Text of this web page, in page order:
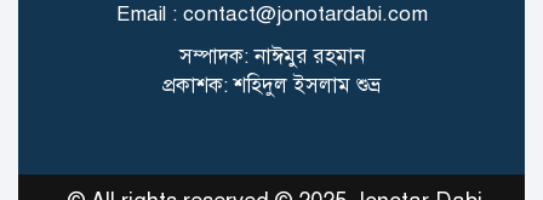
সুদের টাকা না পেয়ে ৭ মাসের
শিশুকে আটকে রাখে প্রতিবেশী,
আটক ৪
যুদ্ধবিমান বিধ্বস্তে হতাহতের ঘটনায়
Email : contact@jonotardabi.com
সম্পাদক: নাঈমুর রহমান
প্রকাশক: শহিদুল ইসলাম শুভ্র